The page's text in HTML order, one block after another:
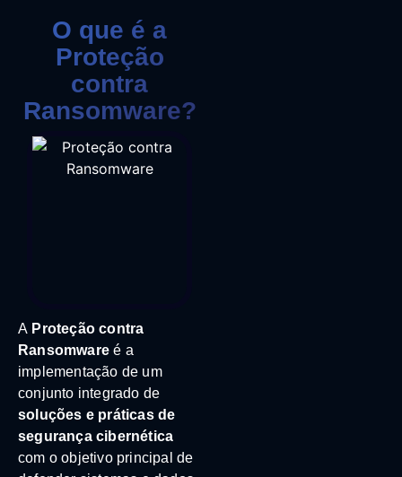
O que é a
Proteção
contra
Ransomware?
A Proteção contra
Ransomware é a
implementação de um
conjunto integrado de
soluções e práticas de
segurança cibernética
com o objetivo principal de